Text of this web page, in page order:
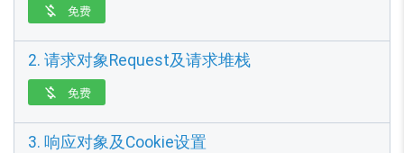
 免费
2. 请求对象Request及请求堆栈
 免费
3. 响应对象及Cookie设置